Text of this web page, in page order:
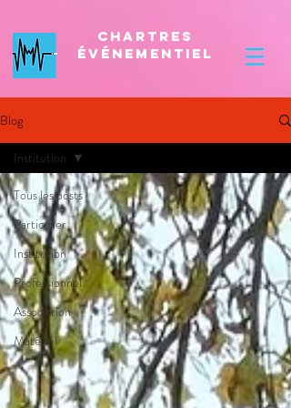
Chartres
Événementiel
Blog
Tous les posts
Particulier
Institution
Professionnel
Association
Matériel
Institution